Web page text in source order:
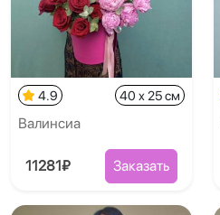
4.9 40 x 25 см
Валинсиа
11281₽ Заказать